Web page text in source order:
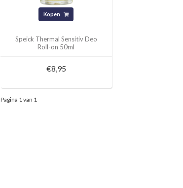
Kopen
Speick Thermal Sensitiv Deo
Roll-on 50ml
€8,95
Pagina 1 van 1